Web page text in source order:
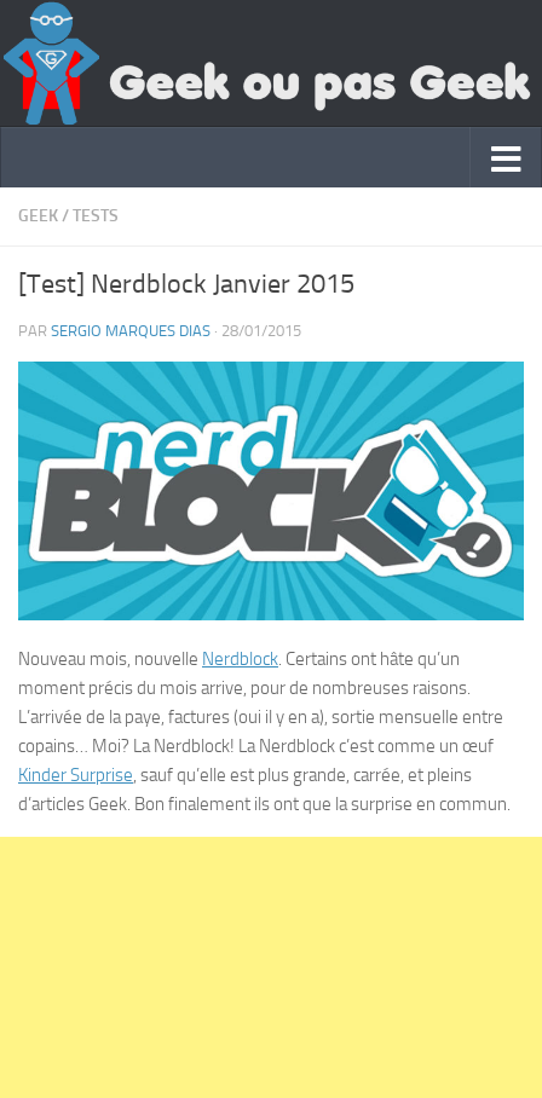
GEEK/TESTS
[Test] Nerdblock Janvier 2015
PAR SERGIO MARQUES DIAS · 28/01/2015
Nouveau mois, nouvelle Nerdblock. Certains ont hâte qu’un
moment précis du mois arrive, pour de nombreuses raisons.
L’arrivée de la paye, factures (oui il y en a), sortie mensuelle entre
copains… Moi? La Nerdblock! La Nerdblock c’est comme un œuf
Kinder Surprise, sauf qu’elle est plus grande, carrée, et pleins
d’articles Geek. Bon finalement ils ont que la surprise en commun.